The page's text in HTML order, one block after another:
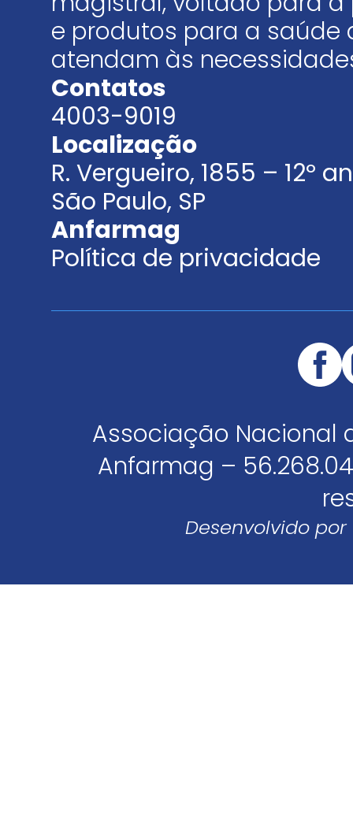
e produtos para a saúde
atendam às
Contatos
4003-9019
Localização
R. Vergueiro, 1855 – 12º
São Paulo, SP
Anfarmag
Política de privacidade
Associação Nacional
Anfarmag –
Desenvolvido por